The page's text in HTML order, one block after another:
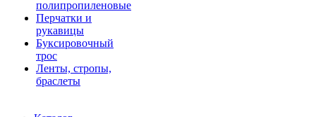
полипропиленовые
Перчатки и
рукавицы
Буксировочный
трос
Ленты, стропы,
браслеты